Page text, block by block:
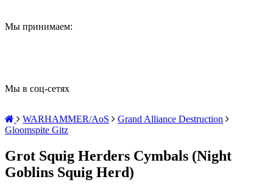
Мы принимаем:
Мы в соц-сетях
WARHAMMER/AoS
Grand Alliance Destruction
Gloomspite Gitz
Grot Squig Herders Cymbals (Night
Goblins Squig Herd)